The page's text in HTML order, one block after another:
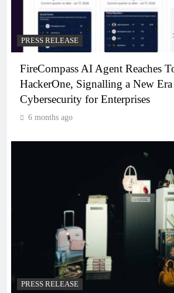
PRESS RELEASE
FireCompass AI Agent Reaches
HackerOne, Signalling a New
Cybersecurity for Enterprises
6 months ago
PRESS RELEASE